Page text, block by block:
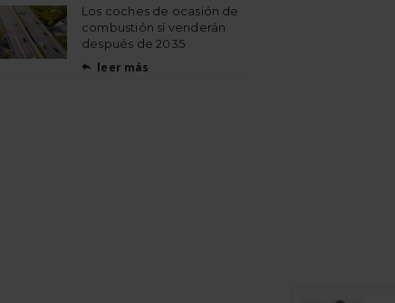
Los coches de ocasión de
combustión sí venderán
después de 2035
 leer más